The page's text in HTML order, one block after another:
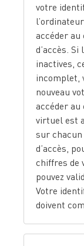
votre
accéder au
d’accès.
inactives,
incomplet,
nouveau
accéder
virtuel est
sur
d’accès,
chiffres de
pouvez
Votre
doivent